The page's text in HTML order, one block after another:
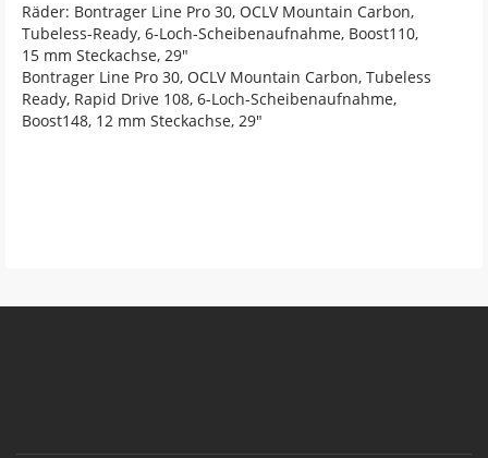
Räder: Bontrager Line Pro 30, OCLV Mountain Carbon,
Tubeless-Ready, 6-Loch-Scheibenaufnahme, Boost110,
15 mm Steckachse, 29"
Bontrager Line Pro 30, OCLV Mountain Carbon, Tubeless
Ready, Rapid Drive 108, 6-Loch-Scheibenaufnahme,
Boost148, 12 mm Steckachse, 29"